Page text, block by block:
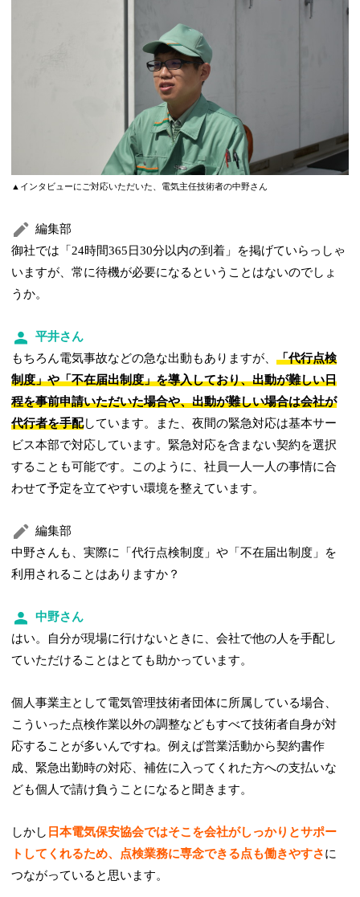
▲インタビューにご対応いただいた、電気主任技術者の中野さん
編集部
御社では「24時間365日30分以内の到着」を掲げていらっしゃ
いますが、常に待機が必要になるということはないのでしょ
うか。
平井さん
もちろん電気事故などの急な出動もありますが、「代行点検
制度」や「不在届出制度」を導入しており、出動が難しい日
程を事前申請いただいた場合や、出動が難しい場合は会社が
代行者を手配しています。また、夜間の緊急対応は基本サー
ビス本部で対応しています。緊急対応を含まない契約を選択
することも可能です。このように、社員一人一人の事情に合
わせて予定を立てやすい環境を整えています。
編集部
中野さんも、実際に「代行点検制度」や「不在届出制度」を
利用されることはありますか？
中野さん
はい。自分が現場に行けないときに、会社で他の人を手配し
ていただけることはとても助かっています。
個人事業主として電気管理技術者団体に所属している場合、
こういった点検作業以外の調整などもすべて技術者自身が対
応することが多いんですね。例えば営業活動から契約書作
成、緊急出勤時の対応、補佐に入ってくれた方への支払いな
ども個人で請け負うことになると聞きます。
しかし 日本電気保安協会ではそこを会社がしっかりとサポー
トしてくれるため、点検業務に専念できる点も働きやすさに
つながっていると思います。